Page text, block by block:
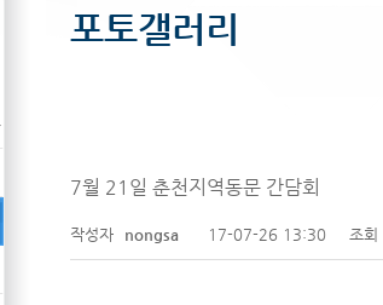
포토갤러리
7월 21일 춘천지역동문 간담회
작성자 nongsa 17-07-26 13:30 조회